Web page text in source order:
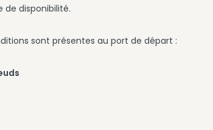
de disponibilité.
sont présentes au port de départ :